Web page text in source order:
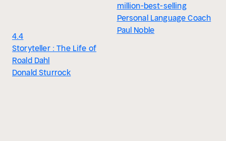
4.4
Storyteller : The Life of
Roald Dahl
Donald Sturrock
million-best-selling
Personal Language Coach
Paul Noble